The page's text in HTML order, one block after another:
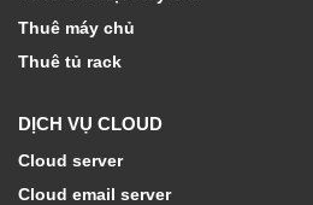
Thuê máy chủ
Thuê tủ rack
DỊCH VỤ CLOUD
Cloud server
Cloud email server